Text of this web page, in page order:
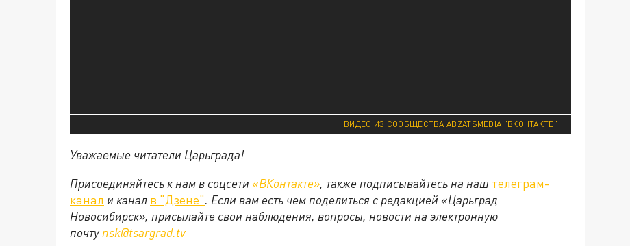
ВИДЕО ИЗ СООБЩЕСТВА ABZATSMEDIA "ВКОНТАКТЕ"
Уважаемые читатели Царьграда!
Присоединяйтесь к нам в соцсети «ВКонтакте», также подписывайтесь на наш телеграм-
канал и канал в "Дзене". Если вам есть чем поделиться с редакцией «Царьград
Новосибирск», присылайте свои наблюдения, вопросы, новости на электронную
почту nsk@tsargrad.tv